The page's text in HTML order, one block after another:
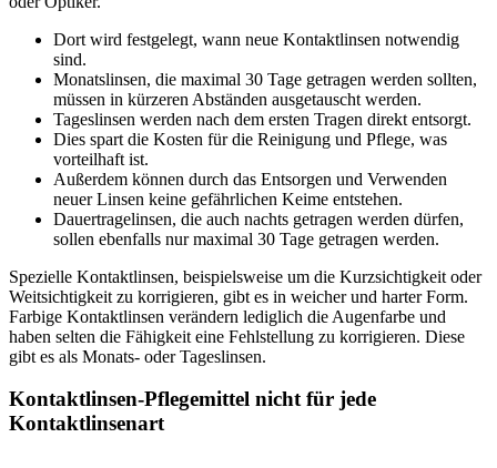
Dort wird festgelegt, wann neue Kontaktlinsen notwendig
sind.
Monatslinsen, die maximal 30 Tage getragen werden sollten,
müssen in kürzeren Abständen ausgetauscht werden.
Tageslinsen werden nach dem ersten Tragen direkt entsorgt.
Dies spart die Kosten für die Reinigung und Pflege, was
vorteilhaft ist.
Außerdem können durch das Entsorgen und Verwenden
neuer Linsen keine gefährlichen Keime entstehen.
Dauertragelinsen, die auch nachts getragen werden dürfen,
sollen ebenfalls nur maximal 30 Tage getragen werden.
Spezielle Kontaktlinsen, beispielsweise um die Kurzsichtigkeit oder
Weitsichtigkeit zu korrigieren, gibt es in weicher und harter Form.
Farbige Kontaktlinsen verändern lediglich die Augenfarbe und
haben selten die Fähigkeit eine Fehlstellung zu korrigieren. Diese
gibt es als Monats- oder Tageslinsen.
Kontaktlinsen-Pflegemittel nicht für jede
Kontaktlinsenart